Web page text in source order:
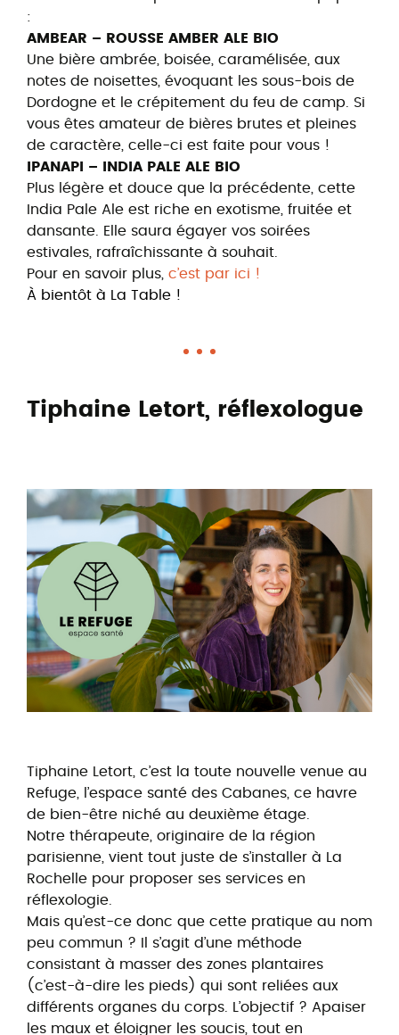
:
AMBEAR – ROUSSE AMBER ALE BIO
Une bière ambrée, boisée, caramélisée, aux
notes de noisettes, évoquant les sous-bois de
Dordogne et le crépitement du feu de camp. Si
vous êtes amateur de bières brutes et pleines
de caractère, celle-ci est faite pour vous !
IPANAPI – INDIA PALE ALE BIO
Plus légère et douce que la précédente, cette
India Pale Ale est riche en exotisme, fruitée et
dansante. Elle saura égayer vos soirées
estivales, rafraîchissante à souhait.
Pour en savoir plus, c’est par ici !
À bientôt à La Table !
Tiphaine Letort, réflexologue
Tiphaine Letort, c’est la toute nouvelle venue au
Refuge, l’espace santé des Cabanes, ce havre
de bien-être niché au deuxième étage.
Notre thérapeute, originaire de la région
parisienne, vient tout juste de s’installer à La
Rochelle pour proposer ses services en
réflexologie.
Mais qu’est-ce donc que cette pratique au nom
peu commun ? Il s’agit d’une méthode
consistant à masser des zones plantaires
(c’est-à-dire les pieds) qui sont reliées aux
différents organes du corps. L’objectif ? Apaiser
les maux et éloigner les soucis, tout en